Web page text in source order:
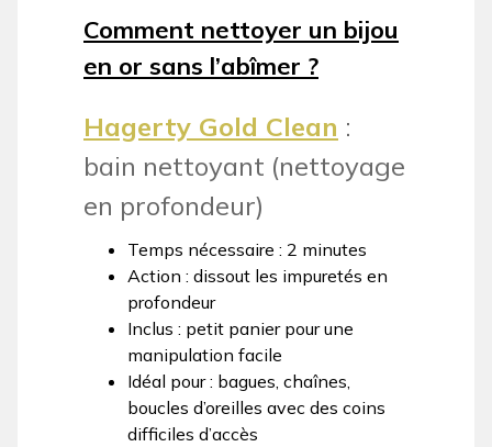
Comment nettoyer un bijou
en or sans l’abîmer ?
Hagerty Gold Clean :
bain nettoyant (nettoyage
en profondeur)
Temps nécessaire : 2 minutes
Action : dissout les impuretés en
profondeur
Inclus : petit panier pour une
manipulation facile
Idéal pour : bagues, chaînes,
boucles d’oreilles avec des coins
difficiles d’accès